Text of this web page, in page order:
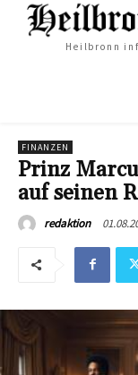
Heilbronn
FINANZEN
Prinz
auf seinen
redaktion